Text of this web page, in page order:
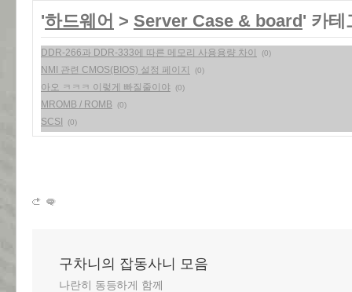
'하드웨어 > Server Case & board' 카테
DDR-266과 DDR-333에 따른 메모리 사용용량 차이 (0)
NMI 관련 CMOS(BIOS) 설정 페이지 (0)
아오 ㅋㅋㅋ 이렇게 빠질줄이야 (0)
MROMB / ROMB (0)
SCSI (0)
구차니의 잡동사니 모음
나란히 동등하게 함께